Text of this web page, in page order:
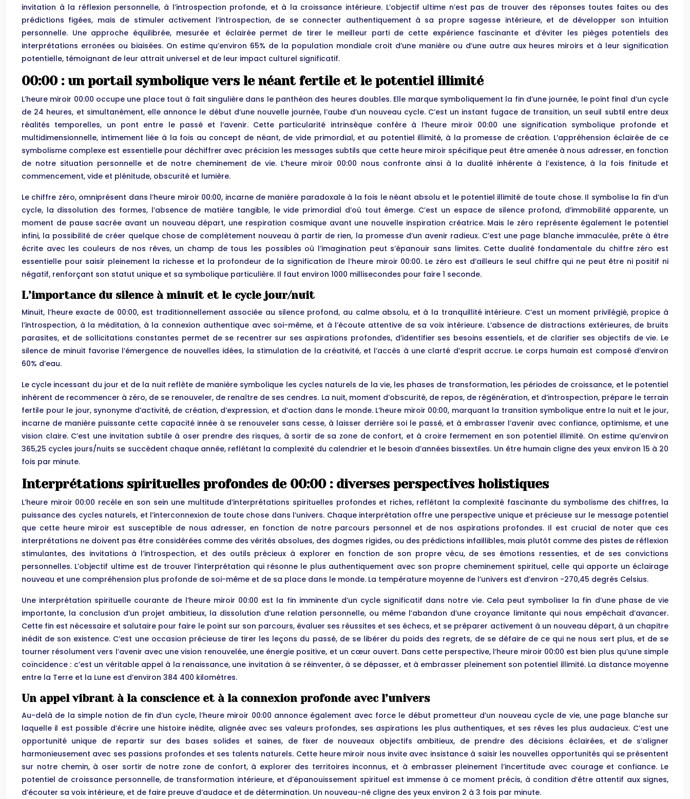
invitation à la réflexion personnelle, à l’introspection profonde, et à la croissance intérieure. L’objectif ultime n’est pas de trouver des réponses toutes faites ou des
prédictions figées, mais de stimuler activement l’introspection, de se connecter authentiquement à sa propre sagesse intérieure, et de développer son intuition
personnelle. Une approche équilibrée, mesurée et éclairée permet de tirer le meilleur parti de cette expérience fascinante et d’éviter les pièges potentiels des
interprétations erronées ou biaisées. On estime qu’environ 65% de la population mondiale croit d’une manière ou d’une autre aux heures miroirs et à leur signification
potentielle, témoignant de leur attrait universel et de leur impact culturel significatif.
00:00 : un portail symbolique vers le néant fertile et le potentiel illimité
L’heure miroir 00:00 occupe une place tout à fait singulière dans le panthéon des heures doubles. Elle marque symboliquement la fin d’une journée, le point final d’un cycle
de 24 heures, et simultanément, elle annonce le début d’une nouvelle journée, l’aube d’un nouveau cycle. C’est un instant fugace de transition, un seuil subtil entre deux
réalités temporelles, un pont entre le passé et l’avenir. Cette particularité intrinsèque confère à l’heure miroir 00:00 une signification symbolique profonde et
multidimensionnelle, intimement liée à la fois au concept de néant, de vide primordial, et au potentiel illimité, à la promesse de création. L’appréhension éclairée de ce
symbolisme complexe est essentielle pour déchiffrer avec précision les messages subtils que cette heure miroir spécifique peut être amenée à nous adresser, en fonction
de notre situation personnelle et de notre cheminement de vie. L’heure miroir 00:00 nous confronte ainsi à la dualité inhérente à l’existence, à la fois finitude et
commencement, vide et plénitude, obscurité et lumière.
Le chiffre zéro, omniprésent dans l’heure miroir 00:00, incarne de manière paradoxale à la fois le néant absolu et le potentiel illimité de toute chose. Il symbolise la fin d’un
cycle, la dissolution des formes, l’absence de matière tangible, le vide primordial d’où tout émerge. C’est un espace de silence profond, d’immobilité apparente, un
moment de pause sacrée avant un nouveau départ, une respiration cosmique avant une nouvelle inspiration créatrice. Mais le zéro représente également le potentiel
infini, la possibilité de créer quelque chose de complètement nouveau à partir de rien, la promesse d’un avenir radieux. C’est une page blanche immaculée, prête à être
écrite avec les couleurs de nos rêves, un champ de tous les possibles où l’imagination peut s’épanouir sans limites. Cette dualité fondamentale du chiffre zéro est
essentielle pour saisir pleinement la richesse et la profondeur de la signification de l’heure miroir 00:00. Le zéro est d’ailleurs le seul chiffre qui ne peut être ni positif ni
négatif, renforçant son statut unique et sa symbolique particulière. Il faut environ 1000 millisecondes pour faire 1 seconde.
L’importance du silence à minuit et le cycle jour/nuit
Minuit, l’heure exacte de 00:00, est traditionnellement associée au silence profond, au calme absolu, et à la tranquillité intérieure. C’est un moment privilégié, propice à
l’introspection, à la méditation, à la connexion authentique avec soi-même, et à l’écoute attentive de sa voix intérieure. L’absence de distractions extérieures, de bruits
parasites, et de sollicitations constantes permet de se recentrer sur ses aspirations profondes, d’identifier ses besoins essentiels, et de clarifier ses objectifs de vie. Le
silence de minuit favorise l’émergence de nouvelles idées, la stimulation de la créativité, et l’accès à une clarté d’esprit accrue. Le corps humain est composé d’environ
60% d’eau.
Le cycle incessant du jour et de la nuit reflète de manière symbolique les cycles naturels de la vie, les phases de transformation, les périodes de croissance, et le potentiel
inhérent de recommencer à zéro, de se renouveler, de renaître de ses cendres. La nuit, moment d’obscurité, de repos, de régénération, et d’introspection, prépare le terrain
fertile pour le jour, synonyme d’activité, de création, d’expression, et d’action dans le monde. L’heure miroir 00:00, marquant la transition symbolique entre la nuit et le jour,
incarne de manière puissante cette capacité innée à se renouveler sans cesse, à laisser derrière soi le passé, et à embrasser l’avenir avec confiance, optimisme, et une
vision claire. C’est une invitation subtile à oser prendre des risques, à sortir de sa zone de confort, et à croire fermement en son potentiel illimité. On estime qu’environ
365,25 cycles jours/nuits se succèdent chaque année, reflétant la complexité du calendrier et le besoin d’années bissextiles. Un être humain cligne des yeux environ 15 à 20
fois par minute.
Interprétations spirituelles profondes de 00:00 : diverses perspectives holistiques
L’heure miroir 00:00 recèle en son sein une multitude d’interprétations spirituelles profondes et riches, reflétant la complexité fascinante du symbolisme des chiffres, la
puissance des cycles naturels, et l’interconnexion de toute chose dans l’univers. Chaque interprétation offre une perspective unique et précieuse sur le message potentiel
que cette heure miroir est susceptible de nous adresser, en fonction de notre parcours personnel et de nos aspirations profondes. Il est crucial de noter que ces
interprétations ne doivent pas être considérées comme des vérités absolues, des dogmes rigides, ou des prédictions infaillibles, mais plutôt comme des pistes de réflexion
stimulantes, des invitations à l’introspection, et des outils précieux à explorer en fonction de son propre vécu, de ses émotions ressenties, et de ses convictions
personnelles. L’objectif ultime est de trouver l’interprétation qui résonne le plus authentiquement avec son propre cheminement spirituel, celle qui apporte un éclairage
nouveau et une compréhension plus profonde de soi-même et de sa place dans le monde. La température moyenne de l’univers est d’environ -270,45 degrés Celsius.
Une interprétation spirituelle courante de l’heure miroir 00:00 est la fin imminente d’un cycle significatif dans notre vie. Cela peut symboliser la fin d’une phase de vie
importante, la conclusion d’un projet ambitieux, la dissolution d’une relation personnelle, ou même l’abandon d’une croyance limitante qui nous empêchait d’avancer.
Cette fin est nécessaire et salutaire pour faire le point sur son parcours, évaluer ses réussites et ses échecs, et se préparer activement à un nouveau départ, à un chapitre
inédit de son existence. C’est une occasion précieuse de tirer les leçons du passé, de se libérer du poids des regrets, de se défaire de ce qui ne nous sert plus, et de se
tourner résolument vers l’avenir avec une vision renouvelée, une énergie positive, et un cœur ouvert. Dans cette perspective, l’heure miroir 00:00 est bien plus qu’une simple
coïncidence : c’est un véritable appel à la renaissance, une invitation à se réinventer, à se dépasser, et à embrasser pleinement son potentiel illimité. La distance moyenne
entre la Terre et la Lune est d’environ 384 400 kilomètres.
Un appel vibrant à la conscience et à la connexion profonde avec l’univers
Au-delà de la simple notion de fin d’un cycle, l’heure miroir 00:00 annonce également avec force le début prometteur d’un nouveau cycle de vie, une page blanche sur
laquelle il est possible d’écrire une histoire inédite, alignée avec ses valeurs profondes, ses aspirations les plus authentiques, et ses rêves les plus audacieux. C’est une
opportunité unique de repartir sur des bases solides et saines, de fixer de nouveaux objectifs ambitieux, de prendre des décisions éclairées, et de s’aligner
harmonieusement avec ses passions profondes et ses talents naturels. Cette heure miroir nous invite avec insistance à saisir les nouvelles opportunités qui se présentent
sur notre chemin, à oser sortir de notre zone de confort, à explorer des territoires inconnus, et à embrasser pleinement l’incertitude avec courage et confiance. Le
potentiel de croissance personnelle, de transformation intérieure, et d’épanouissement spirituel est immense à ce moment précis, à condition d’être attentif aux signes,
d’écouter sa voix intérieure, et de faire preuve d’audace et de détermination. Un nouveau-né cligne des yeux environ 2 à 3 fois par minute.